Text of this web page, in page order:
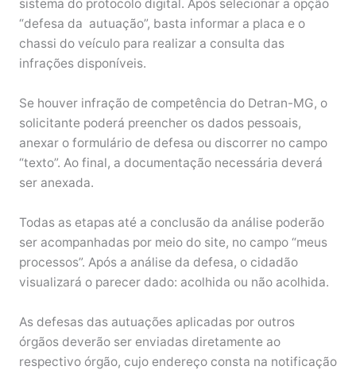
sistema do protocolo digital. Após selecionar a opção
“defesa da autuação”, basta informar a placa e o
chassi do veículo para realizar a consulta das
infrações disponíveis.
Se houver infração de competência do Detran-MG, o
solicitante poderá preencher os dados pessoais,
anexar o formulário de defesa ou discorrer no campo
“texto”. Ao final, a documentação necessária deverá
ser anexada.
Todas as etapas até a conclusão da análise poderão
ser acompanhadas por meio do site, no campo “meus
processos”. Após a análise da defesa, o cidadão
visualizará o parecer dado: acolhida ou não acolhida.
As defesas das autuações aplicadas por outros
órgãos deverão ser enviadas diretamente ao
respectivo órgão, cujo endereço consta na notificação